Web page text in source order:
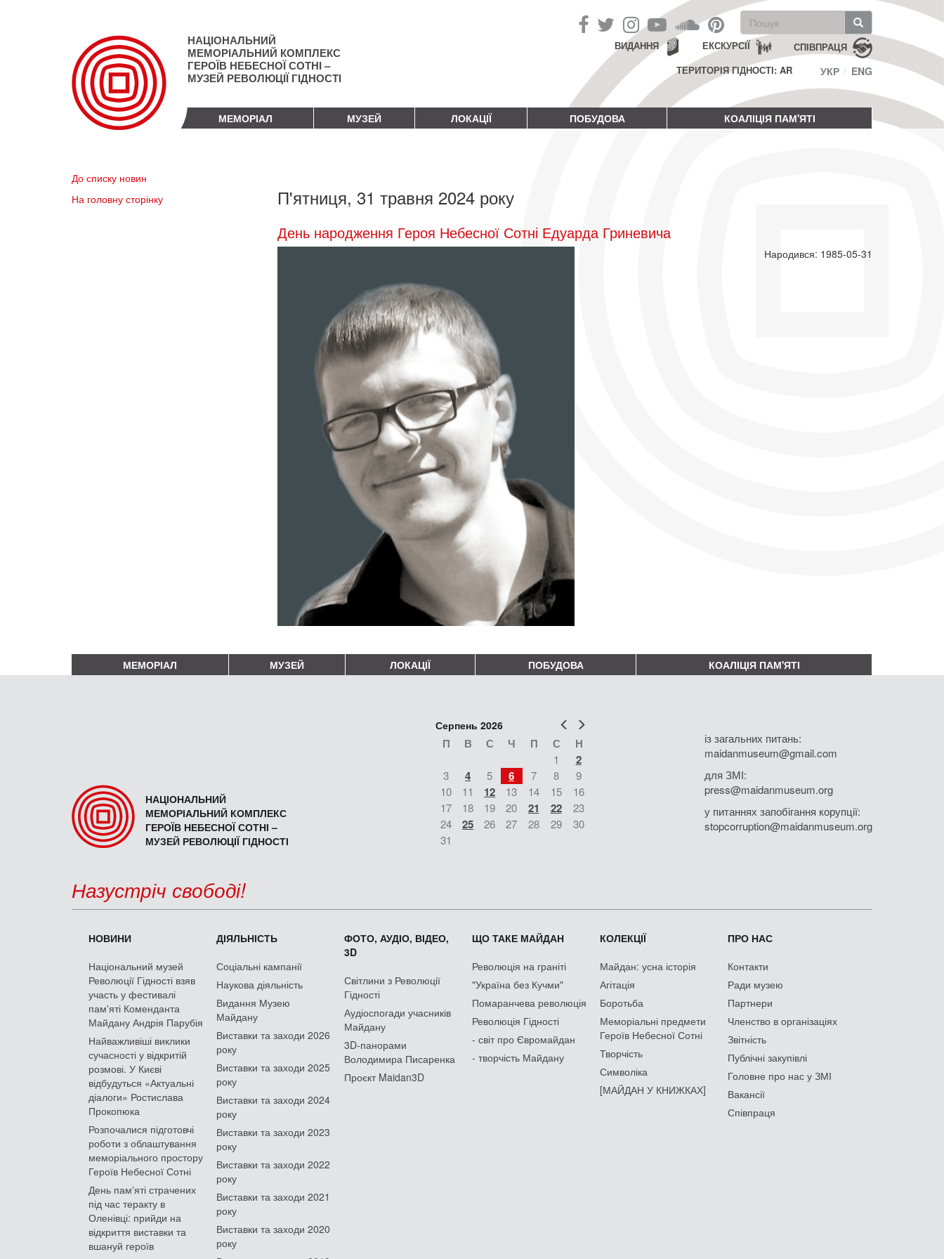
НАЦІОНАЛЬНИЙ
МЕМОРІАЛЬНИЙ КОМПЛЕКС
ГЕРОЇВ НЕБЕСНОЇ СОТНІ –
МУЗЕЙ РЕВОЛЮЦІЇ ГІДНОСТІ
Пошукова
форма
Пошук СПІВПРАЦЯ
ЕКСКУРСІЇ
ВИДАННЯ
ТЕРИТОРІЯ ГІДНОСТІ: AR
УКР ENG
МЕМОРІАЛ МУЗЕЙ ЛОКАЦІЇ ПОБУДОВА КОАЛІЦІЯ ПАМ'ЯТІ
До списку новин
На головну сторінку
П'ятниця, 31 травня 2024 року
День народження Героя Небесної Сотні Едуарда Гриневича
Народився: 1985-05-31
МЕМОРІАЛ МУЗЕЙ ЛОКАЦІЇ ПОБУДОВА КОАЛІЦІЯ ПАМ'ЯТІ
НАЦІОНАЛЬНИЙ
МЕМОРІАЛЬНИЙ КОМПЛЕКС
ГЕРОЇВ НЕБЕСНОЇ СОТНІ –
МУЗЕЙ РЕВОЛЮЦІЇ ГІДНОСТІ
Попер
Серпень 2026
П В С Ч П С Н
1 2
3 4 5 6 7 8
9
10
11 12 13 14 15
16
17
18 19 20 21 22
23
24
25 26 27 28 29
30
31
із загальних питань:
maidanmuseum@gmail.com
для ЗМІ:
press@maidanmuseum.org
у питаннях запобігання корупції:
stopcorruption@maidanmuseum.org
Назустріч свободі!
НОВИНИ
Національний музей
Революції Гідності взяв
участь у фестивалі
пам'яті Коменданта
Майдану Андрія Парубія
Найважливіші виклики
сучасності у відкритій
розмові. У Києві
відбудуться «Актуальні
діалоги» Ростислава
Прокопюка
Розпочалися підготовчі
роботи з облаштування
меморіального простору
Героїв Небесної Сотні
День памʼяті страчених
під час теракту в
Оленівці: прийди на
відкриття виставки та
вшануй героїв
ДІЯЛЬНІСТЬ
Соціальні кампанії
Наукова діяльність
Видання Музею
Майдану
Виставки та заходи 2026
року
Виставки та заходи 2025
року
Виставки та заходи 2024
року
Виставки та заходи 2023
року
Виставки та заходи 2022
року
Виставки та заходи 2021
року
Виставки та заходи 2020
року
ФОТО, АУДІО, ВІДЕО,
3D
Світлини з Революції
Гідності
Аудіоспогади учасників
Майдану
3D-панорами
Володимира Писаренка
Проєкт Maidan3D
ЩО ТАКЕ МАЙДАН
Революція на граніті
"Україна без Кучми"
Помаранчева революція
Революція Гідності
- світ про Євромайдан
- творчість Майдану
КОЛЕКЦІЇ
Майдан: усна історія
Агітація
Боротьба
Меморіальні предмети
Героїв Небесної Сотні
Творчість
Символіка
[МАЙДАН У КНИЖКАХ]
ПРО НАС
Контакти
Ради музею
Партнери
Членство в організаціях
Звітність
Публічні закупівлі
Головне про нас у ЗМІ
Вакансії
Співпраця